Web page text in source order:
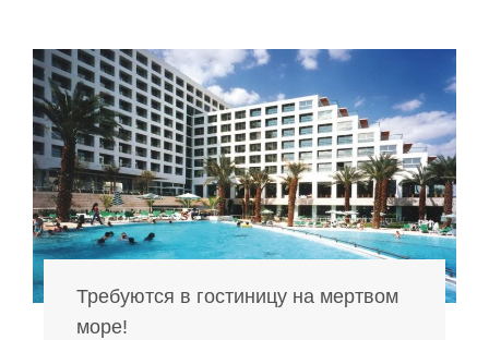
Требуются в гостиницу на мертвом
море!